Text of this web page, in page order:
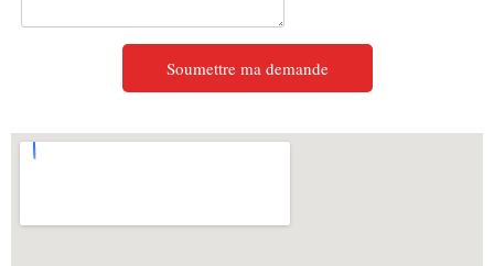
Soumettre ma demande